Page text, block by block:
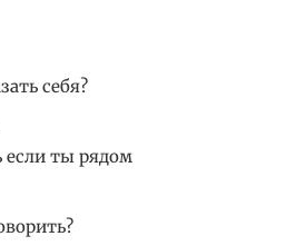
себя?
если ты рядом